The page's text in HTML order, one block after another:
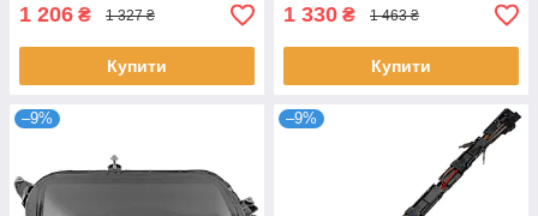
1 206 ₴ 1 327 ₴
Купити
1 330 ₴ 1 463 ₴
Купити
–9% –9%